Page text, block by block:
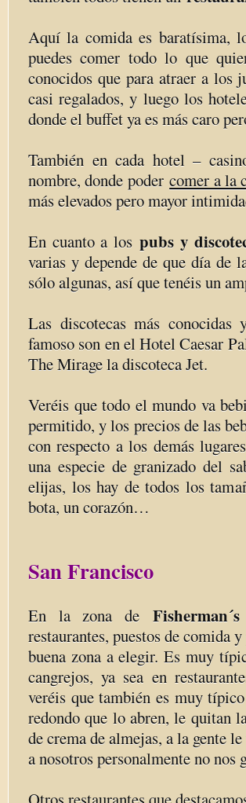
Aquí la comida es baratísima,
puedes comer todo lo que
conocidos que para atraer a los
casi regalados, y luego los
donde el buffet ya es más caro
También en cada hotel –
nombre, donde poder comer a la
más elevados pero mayor
En cuanto a los pubs y
varias y depende de que día de
sólo algunas, así que tenéis un
Las discotecas más
famoso son en el Hotel Caesar
The Mirage la discoteca Jet.
Veréis que todo el mundo va
permitido, y los precios de las
con respecto a los demás
una especie de granizado del
elijas, los hay de todos los
bota, un corazón…
San Francisco
En la zona de
restaurantes, puestos de comida
buena zona a elegir. Es muy
cangrejos, ya sea en
veréis que también es muy
redondo que lo abren, le quitan
de crema de almejas, a la gente
a nosotros personalmente no nos